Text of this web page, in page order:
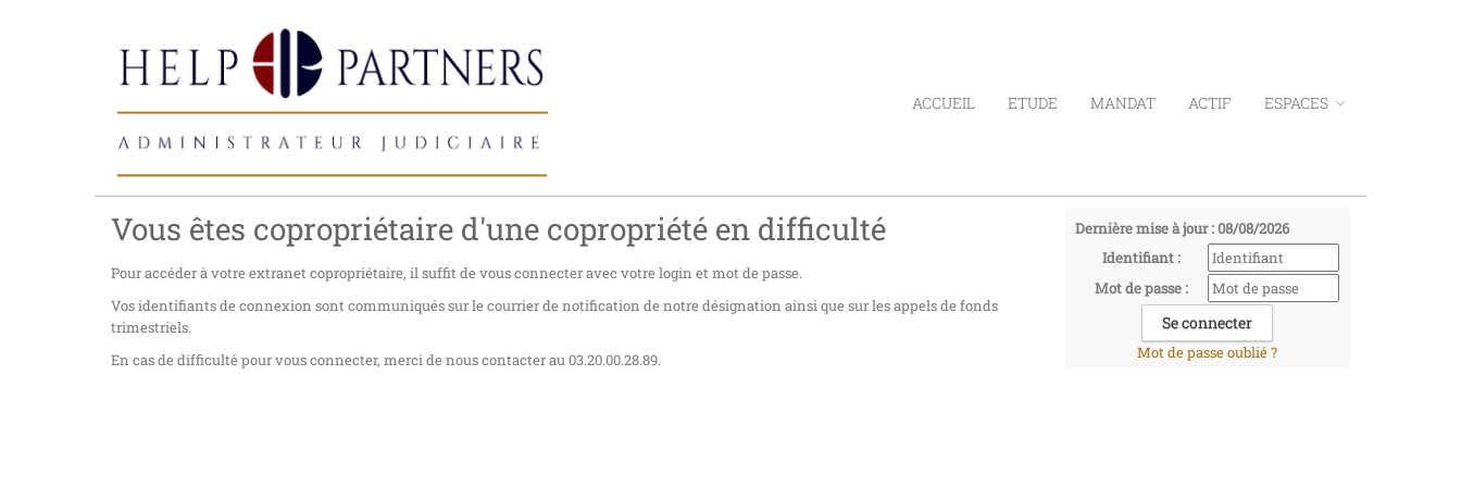
ACCUEIL ETUDE MANDAT ACTIF ESPACES
Dernière mise à jour : 08/08/2026
Identifiant :
Mot de passe :
Mot de passe oublié ?
Vous êtes copropriétaire d'une copropriété en difficulté
Pour accéder à votre extranet copropriétaire, il suffit de vous connecter avec votre login et mot de passe.
Vos identifiants de connexion sont communiqués sur le courrier de notification de notre désignation ainsi que sur les appels de fonds
trimestriels.
En cas de difficulté pour vous connecter, merci de nous contacter au 03.20.00.28.89.